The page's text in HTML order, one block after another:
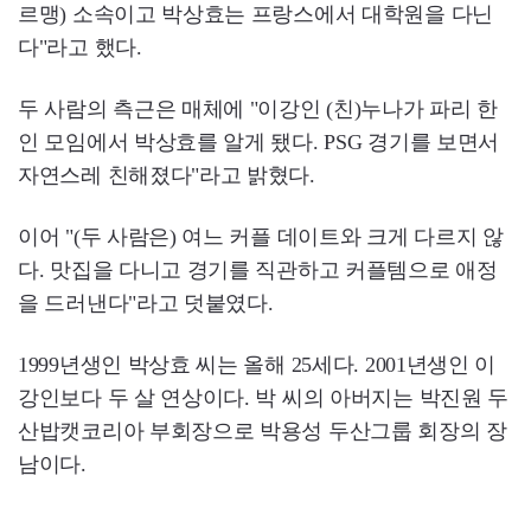
르맹) 소속이고 박상효는 프랑스에서 대학원을 다닌
다"라고 했다.
두 사람의 측근은 매체에 "이강인 (친)누나가 파리 한
인 모임에서 박상효를 알게 됐다. PSG 경기를 보면서
자연스레 친해졌다"라고 밝혔다.
이어 "(두 사람은) 여느 커플 데이트와 크게 다르지 않
다. 맛집을 다니고 경기를 직관하고 커플템으로 애정
을 드러낸다"라고 덧붙였다.
1999년생인 박상효 씨는 올해 25세다. 2001년생인 이
강인보다 두 살 연상이다. 박 씨의 아버지는 박진원 두
산밥캣코리아 부회장으로 박용성 두산그룹 회장의 장
남이다.